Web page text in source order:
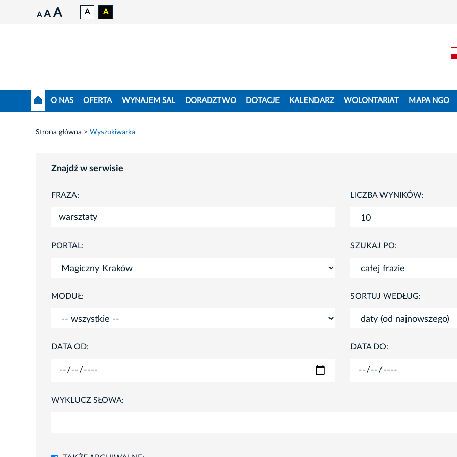
A A A A A
O NAS OFERTA WYNAJEM SAL DORADZTWO DOTACJE KALENDARZ WOLONTARIAT MAPA NGO
Strona główna Wyszukiwarka
Znajdź w serwisie
FRAZA: LICZBA WYNIKÓW:
PORTAL: SZUKAJ PO:
MODUŁ: SORTUJ WEDŁUG:
DATA OD: DATA DO:
WYKLUCZ SŁOWA: